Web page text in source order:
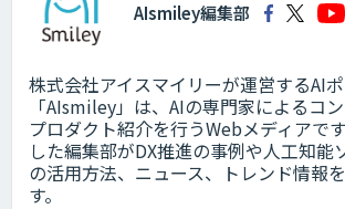
AIsmiley編集部
株式会社アイスマイリーが運営するAI
「AIsmiley」は、AIの専門家によるコ
プロダクト紹介を行うWebメディアで
した編集部がDX推進の事例や人工知能
の活用方法、ニュース、トレンド情報
す。